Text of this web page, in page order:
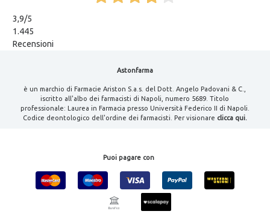
3,9/5
1.445
Recensioni
Astonfarma
è un marchio di Farmacie Ariston S.a.s. del Dott. Angelo Padovani & C.,
iscritto all'albo dei farmacisti di Napoli, numero 5689. Titolo
professionale: Laurea in Farmacia presso Università Federico II di Napoli.
Codice deontologico dell'ordine dei farmacisti. Per visionare clicca qui.
Puoi pagare con